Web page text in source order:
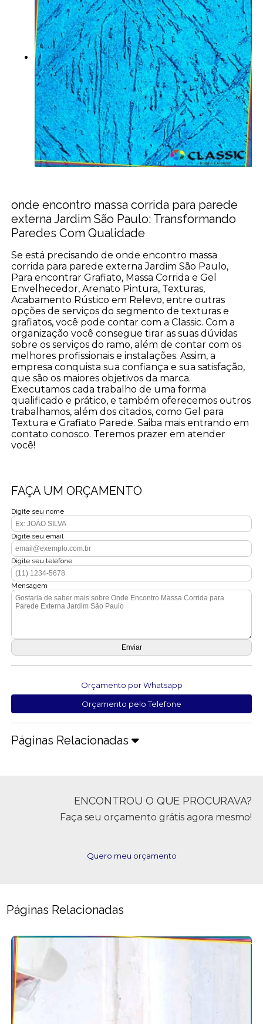
onde encontro massa corrida para parede
externa Jardim São Paulo: Transformando
Paredes Com Qualidade
Se está precisando de onde encontro massa
corrida para parede externa Jardim São Paulo,
Para encontrar Grafiato, Massa Corrida e Gel
Envelhecedor, Arenato Pintura, Texturas,
Acabamento Rústico em Relevo, entre outras
opções de serviços do segmento de texturas e
grafiatos, você pode contar com a Classic. Com a
organização você consegue tirar as suas dúvidas
sobre os serviços do ramo, além de contar com os
melhores profissionais e instalações. Assim, a
empresa conquista sua confiança e sua satisfação,
que são os maiores objetivos da marca.
Executamos cada trabalho de uma forma
qualificado e prático, e também oferecemos outros
trabalhamos, além dos citados, como Gel para
Textura e Grafiato Parede. Saiba mais entrando em
contato conosco. Teremos prazer em atender
você!
FAÇA UM ORÇAMENTO
Digite seu nome
Digite seu email
Digite seu telefone
Mensagem
Orçamento por Whatsapp
Orçamento pelo Telefone
Páginas Relacionadas
ENCONTROU O QUE PROCURAVA?
Faça seu orçamento grátis agora mesmo!
Quero meu orçamento
Páginas Relacionadas